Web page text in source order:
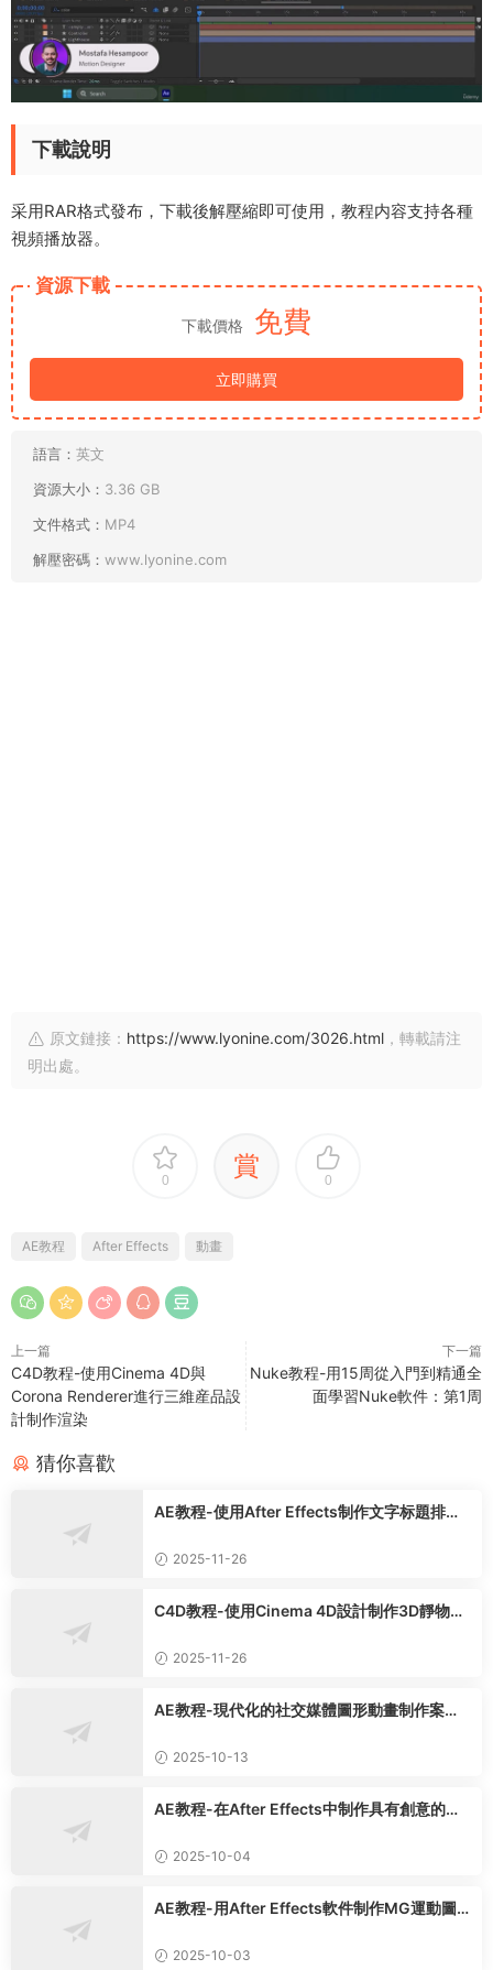
下載說明
采用RAR格式發布，下載後解壓縮即可使用，教程内容支持各種
視頻播放器。
資源下載
下載價格 免費
立即購買
語言： 英文
資源大小： 3.36 GB
文件格式： MP4
解壓密碼： www.lyonine.com
原文鏈接： https://www.lyonine.com/3026.html ，轉載請注
明出處。
0 賞 0
AE教程 After Effects 動畫
上一篇
C4D教程-使用Cinema 4D與
Corona Renderer進行三維産品設
計制作渲染
下一篇
Nuke教程-用15周從入門到精通全
面學習Nuke軟件：第1周
猜你喜歡
AE教程-使用After Effects制作文字标題排版
2025-11-26
C4D教程-使用Cinema 4D設計制作3D靜物構
2025-11-26
AE教程-現代化的社交媒體圖形動畫制作案例
2025-10-13
AE教程-在After Effects中制作具有創意的貼
2025-10-04
AE教程-用After Effects軟件制作MG運動圖
2025-10-03